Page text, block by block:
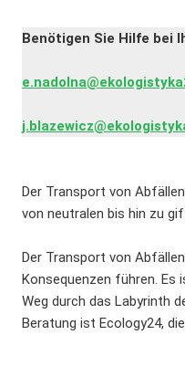
Benötigen Sie Hilfe bei
Der Transport von
von neutralen bis hin zu
Der Transport von
Konsequenzen führen. Es
Weg durch das Labyrinth
Beratung ist Ecology24,